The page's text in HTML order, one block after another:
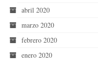
abril 2020
marzo 2020
febrero 2020
enero 2020